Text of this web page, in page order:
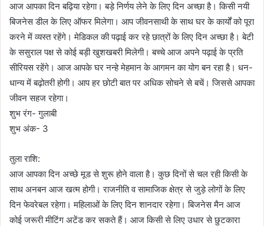
आज आपका दिन बढ़िया रहेगा। बड़े निर्णय लेने के लिए दिन अच्छा है। किसी नयी
बिजनेस डील के लिए ऑफर मिलेगा। आप जीवनसाथी के साथ घर के कार्यों को पूरा
करने में व्यस्त रहेंगे। मेडिकल की पढ़ाई कर रहे छात्रों के लिए दिन अच्छा है। बेटी
के ससुराल पक्ष से कोई बड़ी खुशखबरी मिलेगी। बच्चे आज अपने पढ़ाई के प्रति
सीरियस रहेंगे। आज आपके घर नन्हे मेहमान के आगमन का योग बन रहा है। धन-
धान्य में बढ़ोतरी होगी। आप हर छोटी बात पर अधिक सोचने से बचें। जिससे आपका
जीवन सहज रहेगा।
शुभ रंग- गुलाबी
शुभ अंक- 3
तुला राशि:
आज आपका दिन अच्छे मूड से शुरू होने वाला है। कुछ दिनों से चल रही किसी के
साथ अनबन आज खत्म होगी। राजनीति व सामाजिक क्षेत्र से जुड़े लोगों के लिए
दिन फेवरेबल रहेगा। महिलाओं के लिए दिन शानदार रहेगा। बिजनेस मैन आज
कोई जरूरी मीटिंग अटेंड कर सकते हैं। आज किसी से लिए उधार से छुटकारा